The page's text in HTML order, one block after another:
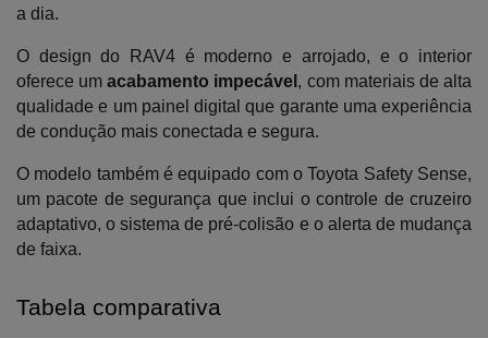
a dia.
O design do RAV4 é moderno e arrojado, e o interior
oferece um acabamento impecável , com materiais de alta
qualidade e um painel digital que garante uma experiência
de condução mais conectada e segura.
O modelo também é equipado com o Toyota Safety Sense,
um pacote de segurança que inclui o controle de cruzeiro
adaptativo, o sistema de pré-colisão e o alerta de mudança
de faixa.
Tabela comparativa